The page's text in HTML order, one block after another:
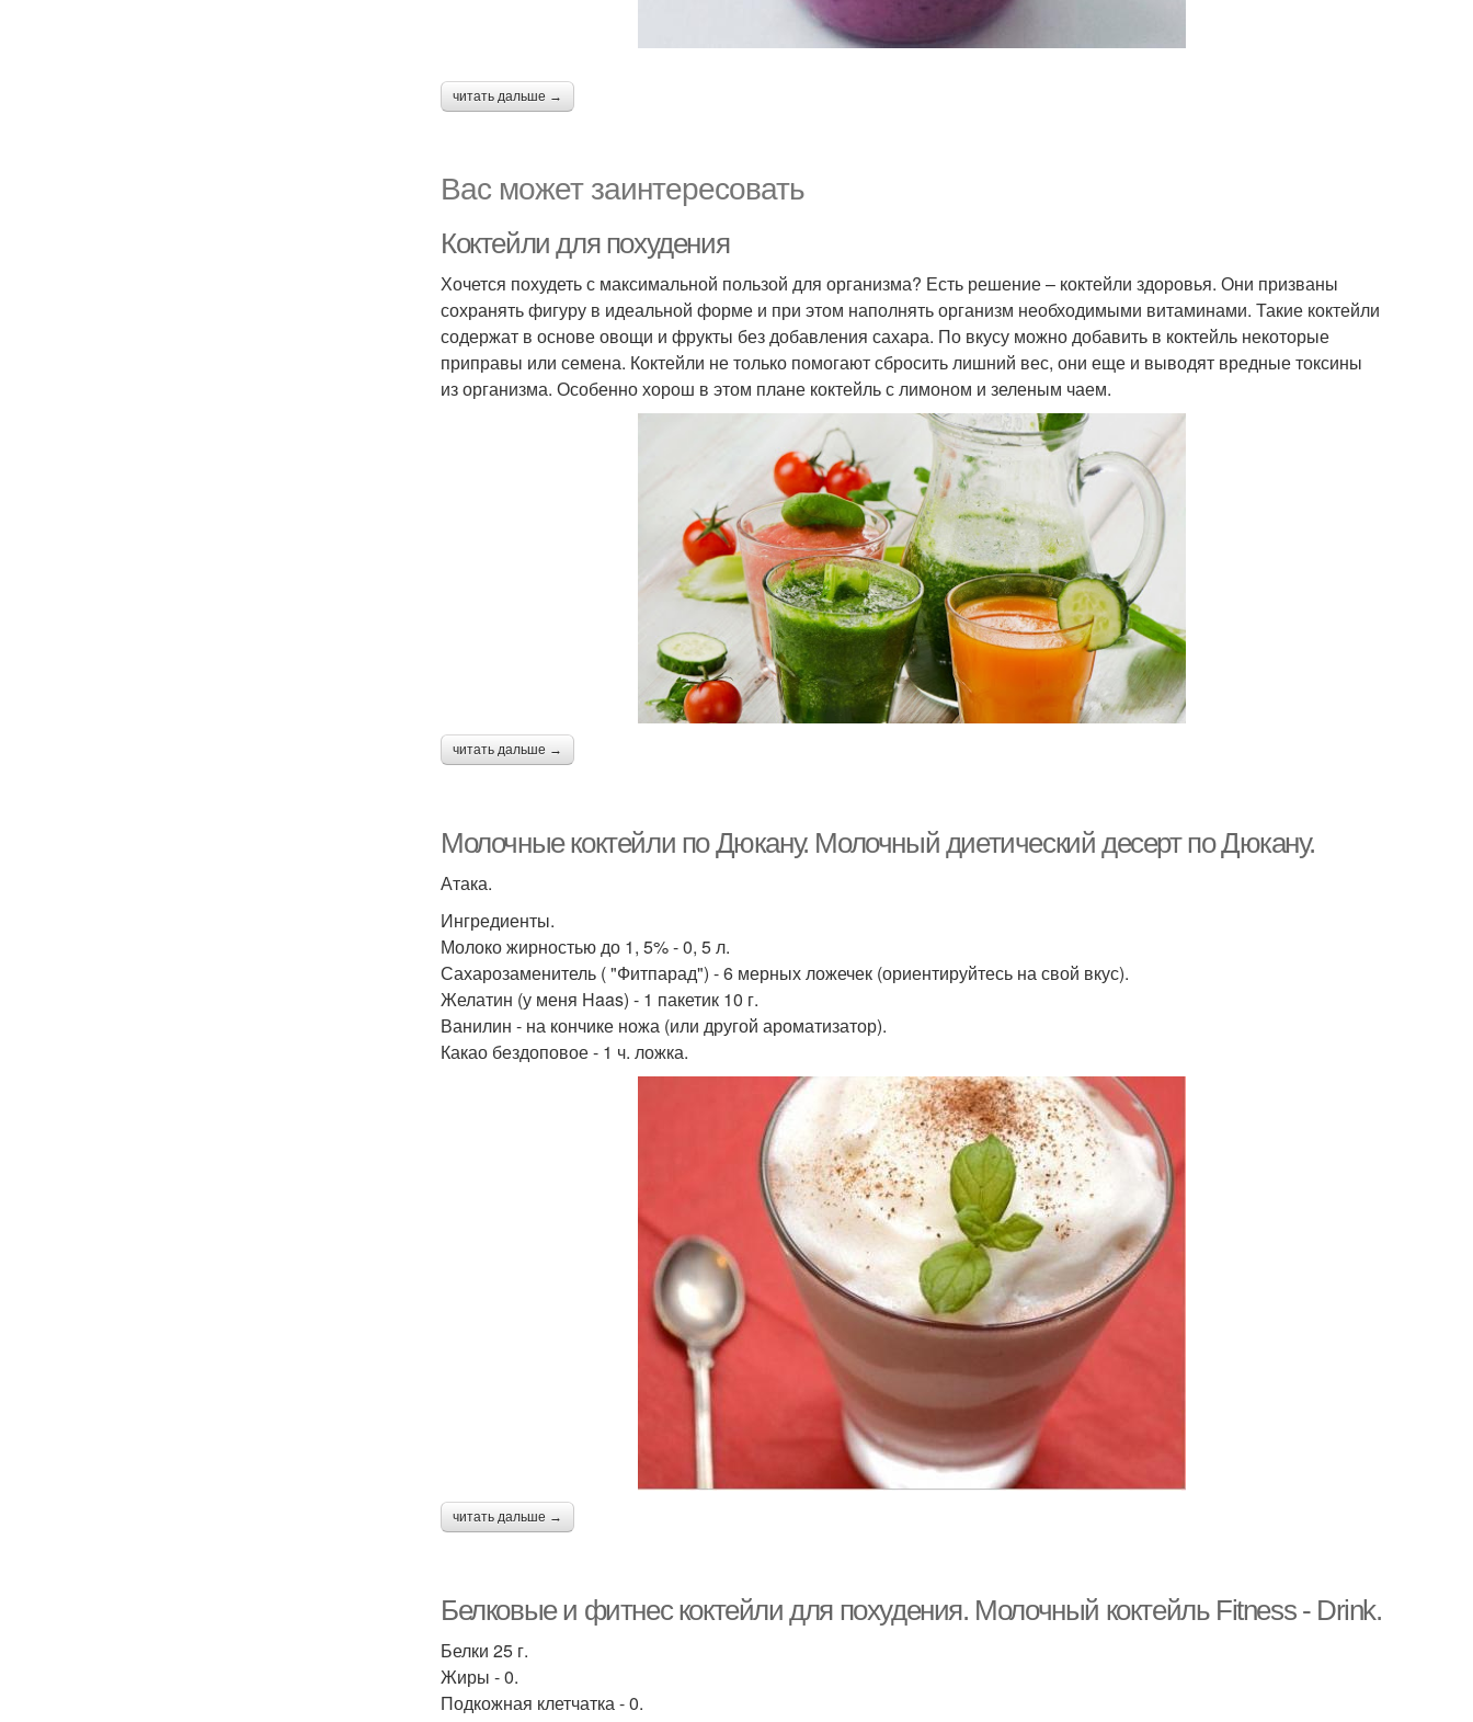
читать дальше →
Вас может заинтересовать
Коктейли для похудения
Хочется похудеть с максимальной пользой для организма? Есть решение – коктейли здоровья. Они призваны
сохранять фигуру в идеальной форме и при этом наполнять организм необходимыми витаминами. Такие коктейли
содержат в основе овощи и фрукты без добавления сахара. По вкусу можно добавить в коктейль некоторые
приправы или семена. Коктейли не только помогают сбросить лишний вес, они еще и выводят вредные токсины
из организма. Особенно хорош в этом плане коктейль с лимоном и зеленым чаем.
читать дальше →
Молочные коктейли по Дюкану. Молочный диетический десерт по Дюкану.
Атака.
Ингредиенты.
Молоко жирностью до 1, 5% - 0, 5 л.
Сахарозаменитель ( "Фитпарад") - 6 мерных ложечек (ориентируйтесь на свой вкус).
Желатин (у меня Haas) - 1 пакетик 10 г.
Ванилин - на кончике ножа (или другой ароматизатор).
Какао бездоповое - 1 ч. ложка.
читать дальше →
Белковые и фитнес коктейли для похудения. Молочный коктейль Fitness - Drink.
Белки 25 г.
Жиры - 0.
Подкожная клетчатка - 0.